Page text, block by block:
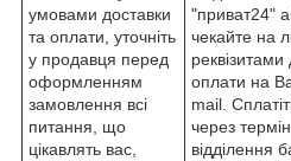
умовами доставки
та оплати, уточніть
у продавця перед
оформленням
замовлення всі
питання, що
цікавлять вас,
"приват24"
чекайте на
реквізитами
оплати на
mail.
через
відділення